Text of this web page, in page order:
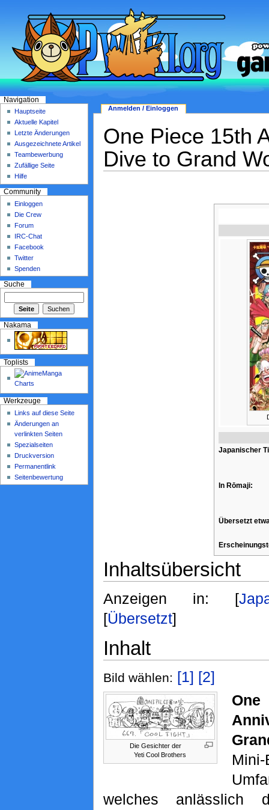
One Piece 15th
Dive to Grand
Japanischer
In Rōmaji:
Übersetzt
Inhaltsübersicht
Anzeigen in: [
[Übersetzt]
Inhalt
Bild wählen: [1] [2]
Die Gesichter der
Yeti Cool Brothers
welches anlässlich
Anmelden / Einloggen
Navigation
Hauptseite
Aktuelle Kapitel
Letzte Änderungen
Ausgezeichnete Artikel
Teambewerbung
Zufällige Seite
Hilfe
Community
Einloggen
Die Crew
Forum
IRC-Chat
Facebook
Twitter
Spenden
Suche
Nakama
Toplists
Werkzeuge
Links auf diese Seite
Änderungen an
verlinkten Seiten
Spezialseiten
Druckversion
Permanentlink
Seitenbewertung